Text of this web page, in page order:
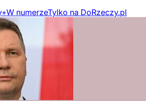
W numerzeTylko na DoRzeczy.pl